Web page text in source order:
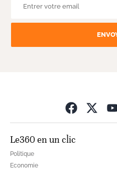
Le360 en un clic
Politique
Economie